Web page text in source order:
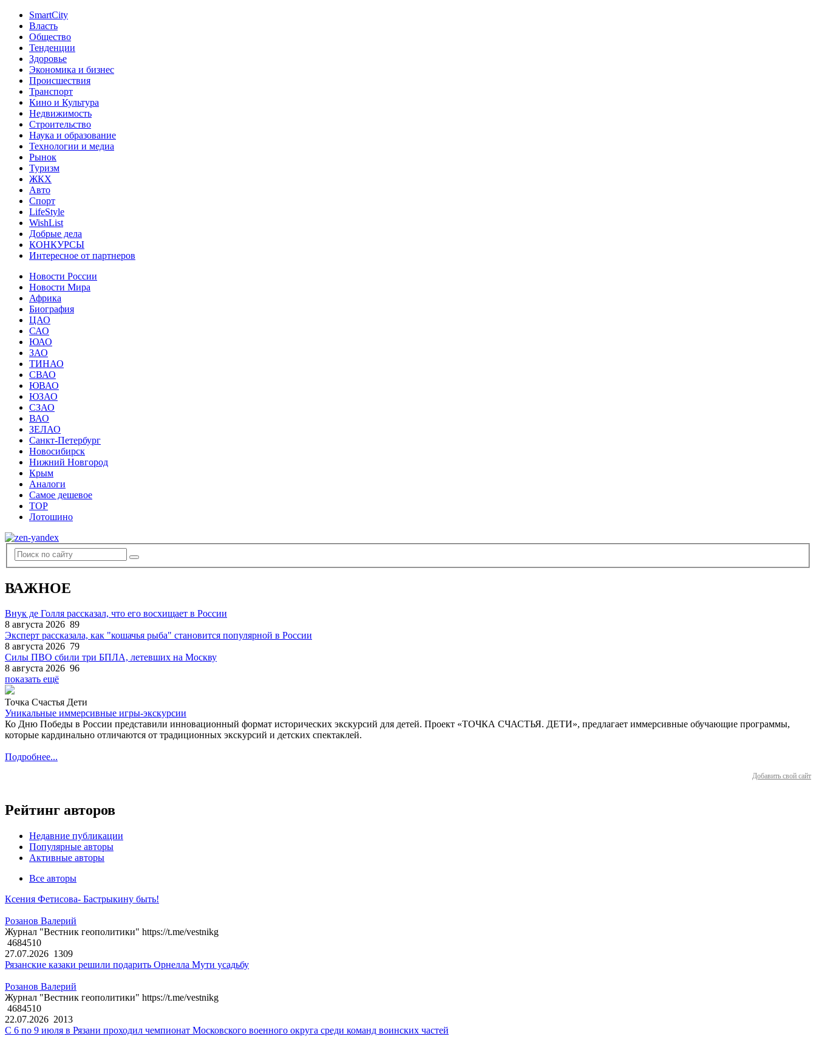
SmartCity
Власть
Общество
Тенденции
Здоровье
Экономика и бизнес
Происшествия
Транспорт
Кино и Культура
Недвижимость
Строительство
Наука и образование
Технологии и медиа
Рынок
Туризм
ЖКХ
Авто
Спорт
LifeStyle
WishList
Добрые дела
КОНКУРСЫ
Интересное от партнеров
Новости России
Новости Мира
Африка
Биография
ЦАО
САО
ЮАО
ЗАО
ТИНАО
СВАО
ЮВАО
ЮЗАО
СЗАО
ВАО
ЗЕЛАО
Санкт-Петербург
Новосибирск
Нижний Новгород
Крым
Аналоги
Самое дешевое
TOP
Лотошино
ВАЖНОЕ
Внук де Голля рассказал, что его восхищает в России
8 августа 2026 89
Эксперт рассказала, как "кошачья рыба" становится популярной в России
8 августа 2026 79
Силы ПВО сбили три БПЛА, летевших на Москву
8 августа 2026 96
показать ещё
Точка Счастья Дети
Уникальные иммерсивные игры-экскурсии
Ко Дню Победы в России представили инновационный формат исторических экскурсий для детей. Проект «ТОЧКА СЧАСТЬЯ. ДЕТИ», предлагает иммерсивные обучающие программы,
которые кардинально отличаются от традиционных экскурсий и детских спектаклей.
Подробнее...
Добавить свой сайт
Рейтинг авторов
Недавние публикации
Популярные авторы
Активные авторы
Все авторы
Ксения Фетисова- Бастрыкину быть!
Розанов Валерий
Журнал "Вестник геополитики" https://t.me/vestnikg
4684510
27.07.2026 1309
Рязанские казаки решили подарить Орнелла Мути усадьбу
Розанов Валерий
Журнал "Вестник геополитики" https://t.me/vestnikg
4684510
22.07.2026 2013
С 6 по 9 июля в Рязани проходил чемпионат Московского военного округа среди команд воинских частей